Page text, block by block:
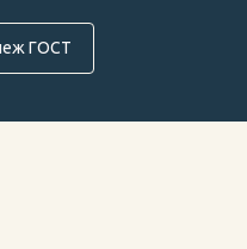
ГОСТ